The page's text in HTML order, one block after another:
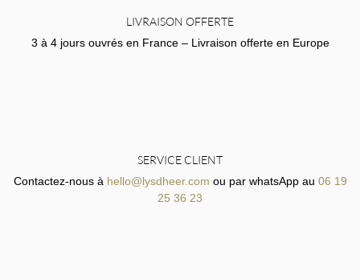
LIVRAISON OFFERTE
3 à 4 jours ouvrés en France – Livraison offerte en Europe
SERVICE CLIENT
Contactez-nous à hello@lysdheer.com ou par whatsApp au 06 19
25 36 23